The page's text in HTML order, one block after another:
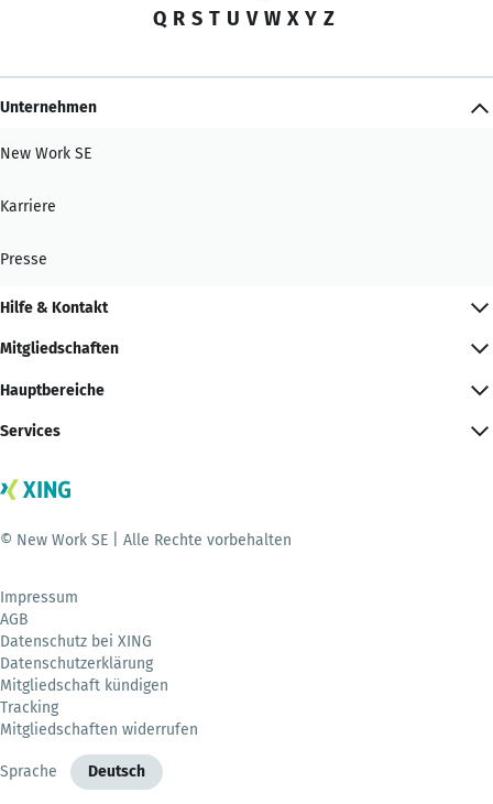
Q R S T U V W X Y Z
Unternehmen
New Work SE
Karriere
Presse
Hilfe & Kontakt
Mitgliedschaften
Hauptbereiche
Services
© New Work SE | Alle Rechte vorbehalten
Impressum
AGB
Datenschutz bei XING
Datenschutzerklärung
Mitgliedschaft kündigen
Tracking
Mitgliedschaften widerrufen
Sprache Deutsch